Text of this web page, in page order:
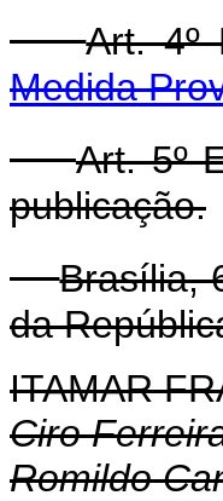
Art. 4º
Medida
Art. 5º
publicação.
Brasília,
da
ITAMAR
Ciro
Romildo